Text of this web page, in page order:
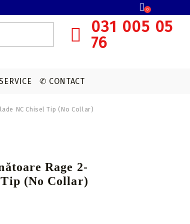
031 005 05
76
0
magnificare
sistem ochire
✆ CONTACT
NC Chisel Tip (No Collar)
Rage 2-
(No Collar)